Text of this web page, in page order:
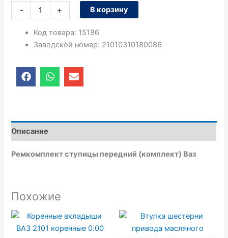
- + В корзину
Код товара: 15186
Заводской номер: 21010310180086
F
a
o
o
k
W
h
a
p
E
n
o
e
Описание
Ремкомплект ступицы передний (комплект) Ваз
Похожие